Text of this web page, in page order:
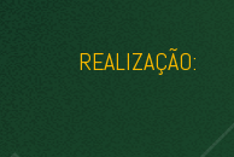
REALIZAÇÃO: